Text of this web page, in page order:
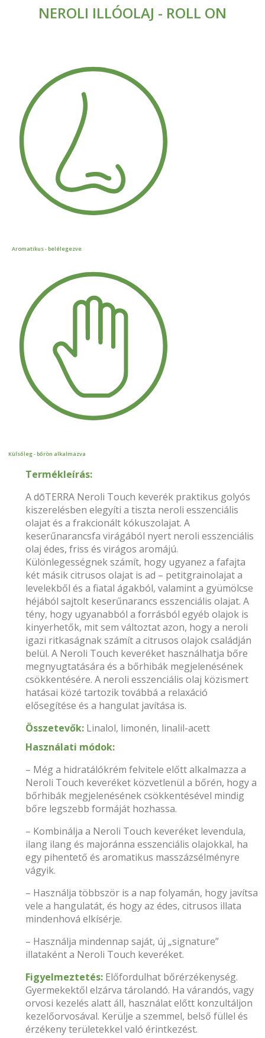
NEROLI ILLÓOLAJ - ROLL ON
Aromatikus - belélegezve
Külsőleg - bőrön alkalmazva
Termékleírás:
A dōTERRA Neroli Touch keverék praktikus golyós
kiszerelésben elegyíti a tiszta neroli esszenciális
olajat és a frakcionált kókuszolajat. A
keserűnarancsfa virágából nyert neroli esszenciális
olaj édes, friss és virágos aromájú.
Különlegességnek számít, hogy ugyanez a fafajta
két másik citrusos olajat is ad – petitgrainolajat a
levelekből és a fiatal ágakból, valamint a gyümölcse
héjából sajtolt keserűnarancs esszenciális olajat. A
tény, hogy ugyanabból a forrásból egyéb olajok is
kinyerhetők, mit sem változtat azon, hogy a neroli
igazi ritkaságnak számít a citrusos olajok családján
belül. A Neroli Touch keveréket használhatja bőre
megnyugtatására és a bőrhibák megjelenésének
csökkentésére. A neroli esszenciális olaj közismert
hatásai közé tartozik továbbá a relaxáció
elősegítése és a hangulat javítása is.
Összetevők: Linalol, limonén, linalil-acett
Használati módok:
– Még a hidratálókrém felvitele előtt alkalmazza a
Neroli Touch keveréket közvetlenül a bőrén, hogy a
bőrhibák megjelenésének csökkentésével mindig
bőre legszebb formáját hozhassa.
– Kombinálja a Neroli Touch keveréket levendula,
ilang ilang és majoránna esszenciális olajokkal, ha
egy pihentető és aromatikus masszázsélményre
vágyik.
– Használja többször is a nap folyamán, hogy javítsa
vele a hangulatát, és hogy az édes, citrusos illata
mindenhová elkísérje.
– Használja mindennap saját, új „signature”
illataként a Neroli Touch keveréket.
Figyelmeztetés:Előfordulhat bőrérzékenység.
Gyermekektől elzárva tárolandó. Ha várandós, vagy
orvosi kezelés alatt áll, használat előtt konzultáljon
kezelőorvosával. Kerülje a szemmel, belső füllel és
érzékeny területekkel való érintkezést.